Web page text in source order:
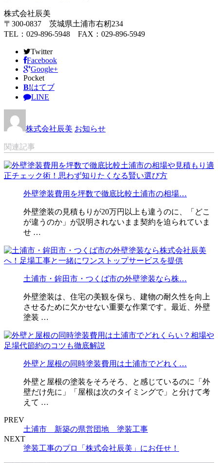
株式会社辰美
〒300-0837 茨城県土浦市右籾234
TEL：029-896-5948 FAX：029-896-5949
Twitter
Facebook
Google+
Pocket
B!はてブ
LINE
株式会社辰美 お知らせ
関連記事
外壁塗装費用を坪数で徹底比較土浦市の相場…
外壁塗装の見積もりが20万円以上も違うのに、「どこ
が違うのか」が説明されないまま契約を迫られていま
せ …
土浦市・鉾田市・つくば市の外壁塗装なら株…
外壁塗装は、住宅の美観を保ち、建物の耐久性を向上
させるために欠かせない重要な作業です。最近、外壁
塗装 …
外壁と屋根の同時塗装費用は土浦市でどれく…
外壁と屋根の塗装をそろそろ、と感じているのに「外
壁だけ先に」「屋根は次のタイミングで」と分けて考
えて …
PREV
土浦市 新築の県営団地 塗装工事
NEXT
塗装工事のプロ「株式会社辰美」にお任せ！